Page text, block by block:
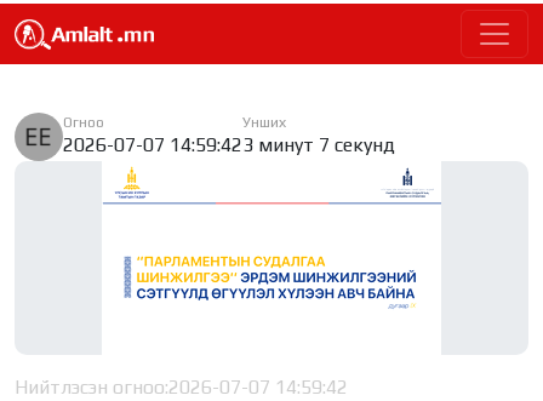
Огноо
2026-07-07 14:59:42
Унших
3 минут 7 секунд
Нийтлэсэн огноо:2026-07-07 14:59:42